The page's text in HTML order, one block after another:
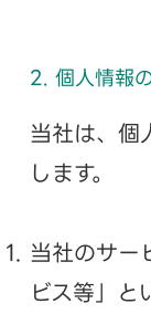
2. 個人情報
当社は、個
します。
当社のサー
ビス等」と